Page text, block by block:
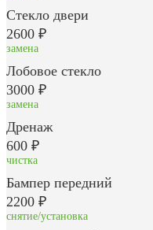
Стекло двери
2600 ₽
замена
Лобовое стекло
3000 ₽
замена
Дренаж
600 ₽
чистка
Бампер передний
2200 ₽
снятие/установка